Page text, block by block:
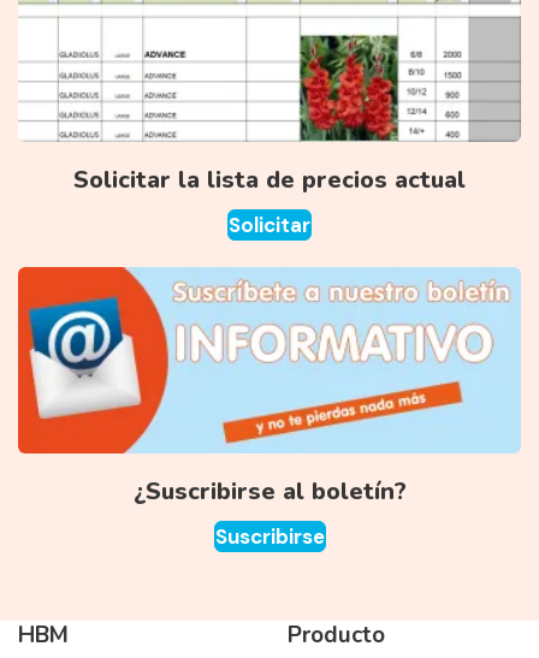
Solicitar la lista de precios actual
Solicitar
¿Suscribirse al boletín?
Suscribirse
HBM Producto